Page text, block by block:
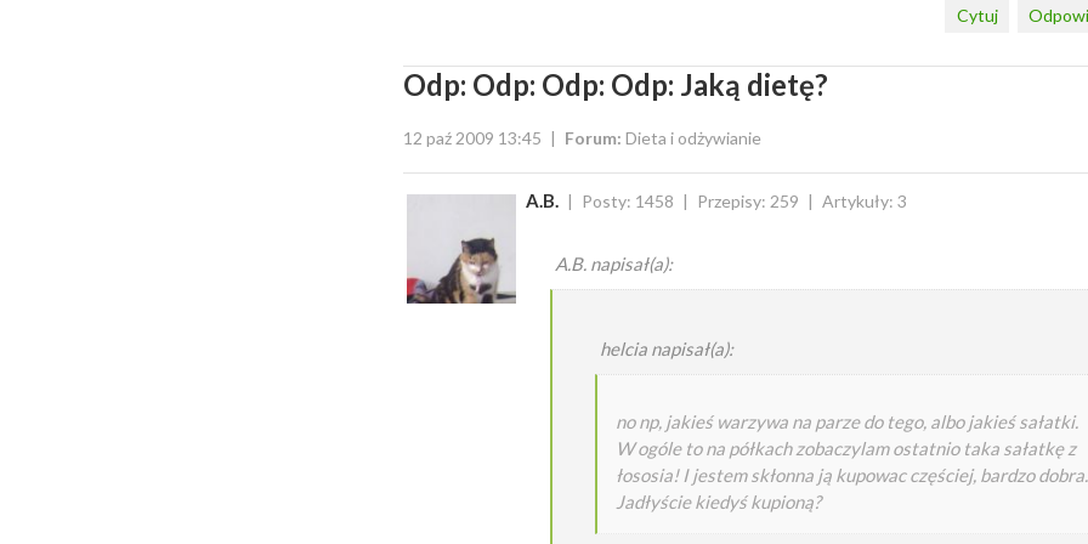
Cytuj
Odp: Odp: Odp: Odp: Jaką dietę?
12 paź 2009 13:45 Forum: Dieta i odżywianie
A.B. Posty: 1458 Przepisy: 259 Artykuły: 3
A.B. napisał(a):
helcia napisał(a):
no np, jakieś warzywa na parze do tego, albo jakieś sałatki.
W ogóle to na półkach zobaczylam ostatnio taka sałatkę z
łososia! I jestem skłonna ją kupowac częściej, bardzo dobra.
Jadłyście kiedyś kupioną?